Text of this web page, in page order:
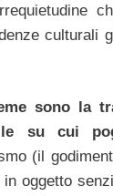
culturali
sono la
su cui
(il
in oggetto